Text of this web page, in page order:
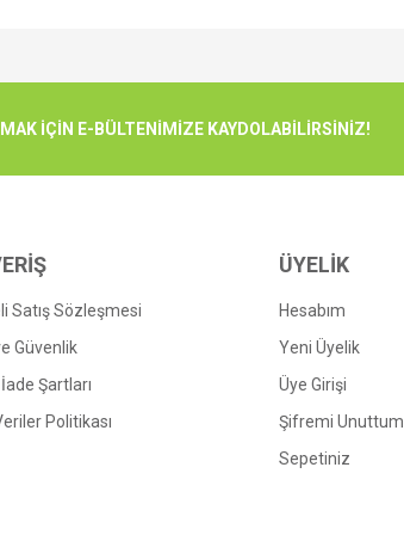
Gönder
İÇİN E-BÜLTENİMİZE KAYDOLABİLİRSİNİZ!
Satış Sözleşmesi
Güvenlik
Şartları
Politikası
ÜYELİK
Hesabım
Yeni Üyelik
Üye Girişi
Şifremi Unuttum
Sepetiniz